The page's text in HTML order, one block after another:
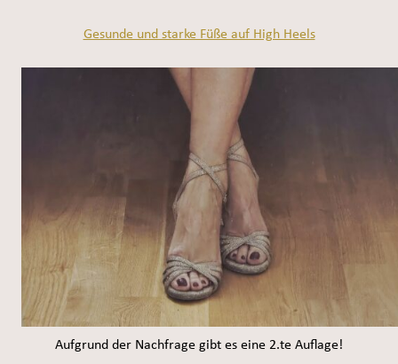
Gesunde und starke Füße auf High Heels
Aufgrund der Nachfrage gibt es eine 2.te Auflage!